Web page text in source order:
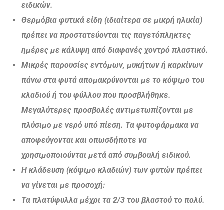
ειδικών.
Θερμόβια φυτικά είδη (ιδιαίτερα σε μικρή ηλικία)
πρέπει να προστατεύονται τις παγετόπληκτες
ημέρες με κάλυψη από διαφανές χοντρό πλαστικό.
Μικρές παρουσίες εντόμων, μυκήτων ή καρκίνων
πάνω στα φυτά απομακρύνονται με το κόψιμο του
κλαδιού ή του φύλλου που προσβλήθηκε.
Μεγαλύτερες προσβολές αντιμετωπίζονται με
πλύσιμο με νερό υπό πίεση. Τα φυτοφάρμακα να
αποφεύγονται και οπωσδήποτε να
χρησιμοποιούνται μετά από συμβουλή ειδικού.
Η κλάδευση (κόψιμο κλαδιών) των φυτών πρέπει
να γίνεται με προσοχή:
Τα πλατύφυλλα μέχρι τα 2/3 του βλαστού το πολύ.